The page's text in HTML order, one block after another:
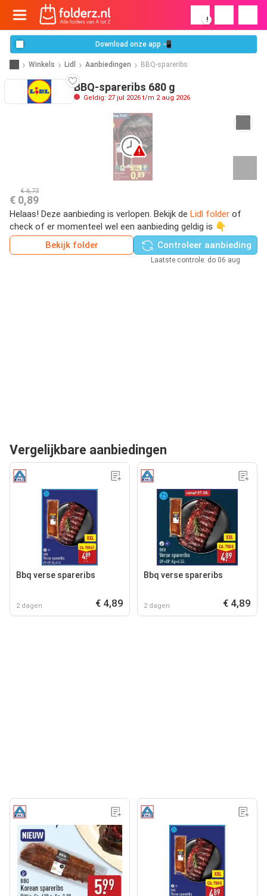
!
Download onze app 📲
Winkels Lidl Aanbiedingen BBQ-spareribs
BBQ-spareribs 680 g
Geldig: 27 jul 2026 t/m 2 aug 2026
€ 6,73
€ 0,89
Helaas! Deze aanbieding is verlopen. Bekijk de Lidl folder of
check of er momenteel wel een aanbieding geldig is 👇
Bekijk folder
Controleer aanbieding
Laatste controle: do 06 aug
Vergelijkbare aanbiedingen
Bbq verse spareribs
2 dagen € 4,89
Bbq verse spareribs
2 dagen € 4,89